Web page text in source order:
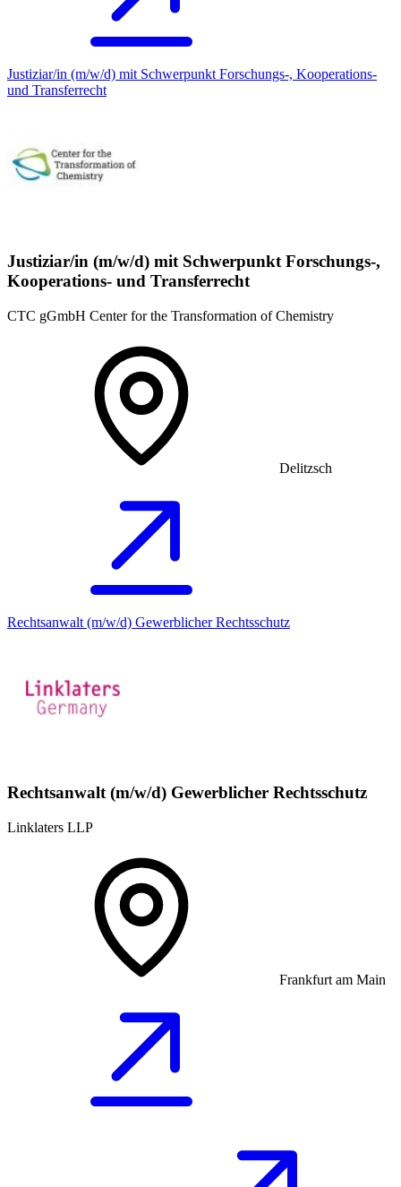
Justiziar/in (m/w/d) mit Schwerpunkt Forschungs-, Kooperations-
und Transferrecht
Justiziar/in (m/w/d) mit Schwerpunkt Forschungs-,
Kooperations- und Transferrecht
CTC gGmbH Center for the Transformation of Chemistry
Delitzsch
Rechtsanwalt (m/w/d) Gewerblicher Rechtsschutz
Rechtsanwalt (m/w/d) Gewerblicher Rechtsschutz
Linklaters LLP
Frankfurt am Main